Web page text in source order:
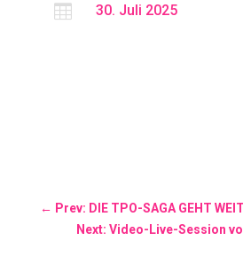
 30. Juli 2025
← Prev: DIE TPO-SAGA GEHT
Next: Video-Live-Session